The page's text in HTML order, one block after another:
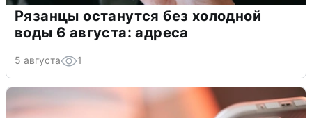
Рязанцы останутся без холодной
воды 6 августа: адреса
5 августа 1